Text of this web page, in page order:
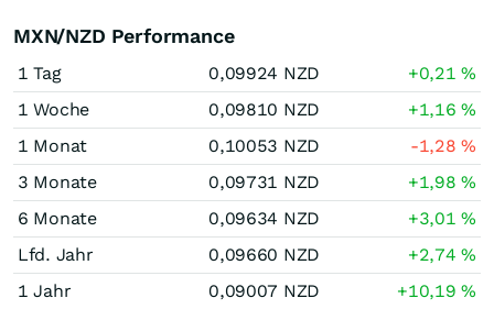
MXN/NZD Performance
1 Tag 0,09924 NZD +0,21%
1 Woche
0,09810 NZD +1,16%
1 Monat
0,10053 NZD -1,28%
3 Monate
0,09731 NZD +1,98%
6 Monate
0,09634 NZD +3,01%
Lfd. Jahr
0,09660 NZD +2,74%
1 Jahr
0,09007 NZD +10,19%